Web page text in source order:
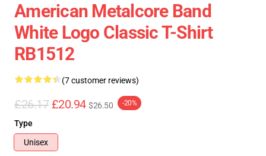
American Metalcore Band
White Logo Classic T-Shirt
RB1512
(7 customer reviews)
£26.17 £20.94 $26.50 -20%
Type
Unisex